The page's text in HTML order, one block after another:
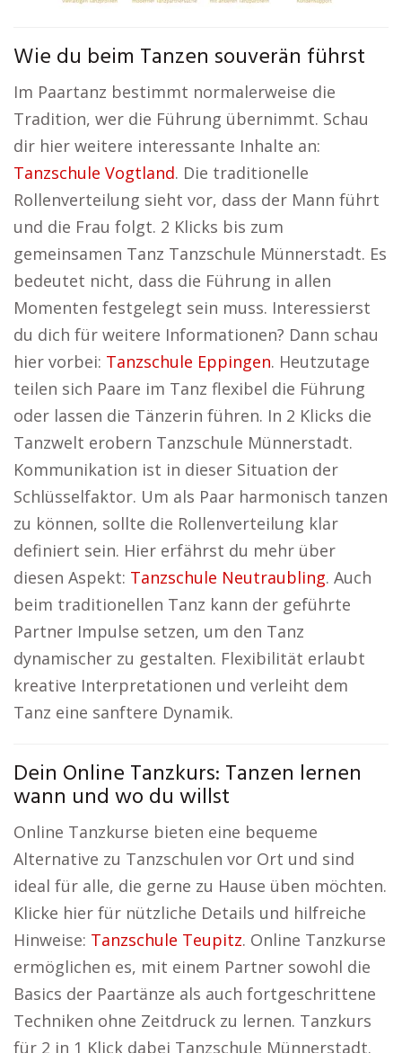
Wie du beim Tanzen souverän führst
Im Paartanz bestimmt normalerweise die
Tradition, wer die Führung übernimmt. Schau
dir hier weitere interessante Inhalte an:
Tanzschule Vogtland. Die traditionelle
Rollenverteilung sieht vor, dass der Mann führt
und die Frau folgt. 2 Klicks bis zum
gemeinsamen Tanz Tanzschule Münnerstadt. Es
bedeutet nicht, dass die Führung in allen
Momenten festgelegt sein muss. Interessierst
du dich für weitere Informationen? Dann schau
hier vorbei: Tanzschule Eppingen. Heutzutage
teilen sich Paare im Tanz flexibel die Führung
oder lassen die Tänzerin führen. In 2 Klicks die
Tanzwelt erobern Tanzschule Münnerstadt.
Kommunikation ist in dieser Situation der
Schlüsselfaktor. Um als Paar harmonisch tanzen
zu können, sollte die Rollenverteilung klar
definiert sein. Hier erfährst du mehr über
diesen Aspekt: Tanzschule Neutraubling. Auch
beim traditionellen Tanz kann der geführte
Partner Impulse setzen, um den Tanz
dynamischer zu gestalten. Flexibilität erlaubt
kreative Interpretationen und verleiht dem
Tanz eine sanftere Dynamik.
Dein Online Tanzkurs: Tanzen lernen
wann und wo du willst
Online Tanzkurse bieten eine bequeme
Alternative zu Tanzschulen vor Ort und sind
ideal für alle, die gerne zu Hause üben möchten.
Klicke hier für nützliche Details und hilfreiche
Hinweise: Tanzschule Teupitz. Online Tanzkurse
ermöglichen es, mit einem Partner sowohl die
Basics der Paartänze als auch fortgeschrittene
Techniken ohne Zeitdruck zu lernen. Tanzkurs
für 2 in 1 Klick dabei Tanzschule Münnerstadt.